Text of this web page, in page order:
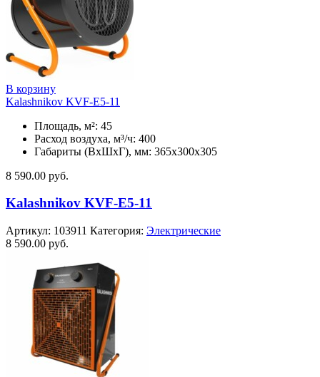
В корзину
Kalashnikov KVF-E5-11
Площадь, м²: 45
Расход воздуха, м³/ч: 400
Габариты (ВхШхГ), мм: 365x300x305
8 590.00 руб.
Kalashnikov KVF-E5-11
Артикул: 103911 Категория: Электрические
8 590.00 руб.